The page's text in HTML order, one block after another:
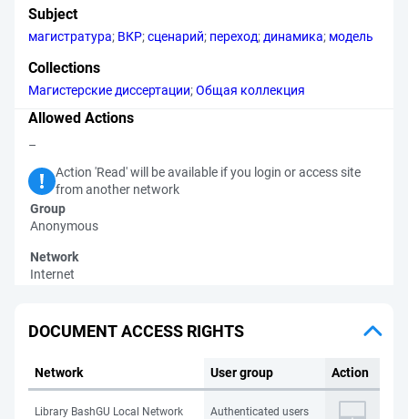
Subject
магистратура; ВКР;сценарий; переход; динамика; модель
Collections
Магистерские диссертации;Общая коллекция
Allowed Actions
–
Action 'Read' will be available if you login or access site
from another network
Group
Anonymous
Network
Internet
DOCUMENT ACCESS RIGHTS
Network User group Action
Library BashGU Local Network Authenticated users